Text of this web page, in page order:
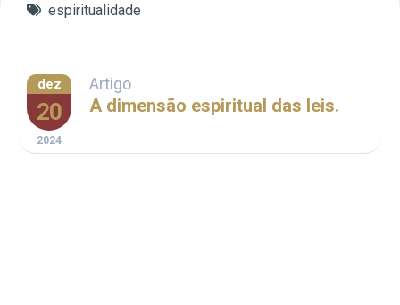
espiritualidade
dez
20
2024
Artigo
A dimensão espiritual das leis.